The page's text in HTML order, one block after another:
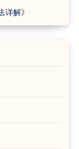
详解》